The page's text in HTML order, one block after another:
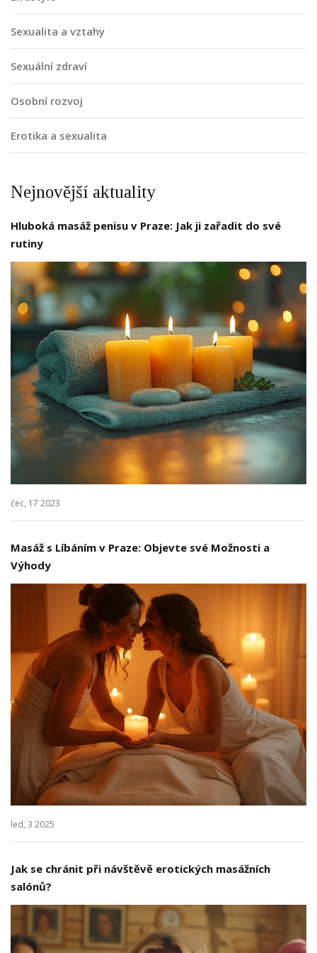
Sexualita a vztahy
Sexuální zdraví
Osobní rozvoj
Erotika a sexualita
Nejnovější aktuality
Hluboká masáž penisu v Praze: Jak ji zařadit do své
rutiny
čec, 17 2023
Masáž s Líbáním v Praze: Objevte své Možnosti a
Výhody
led, 3 2025
Jak se chránit při návštěvě erotických masážních
salónů?